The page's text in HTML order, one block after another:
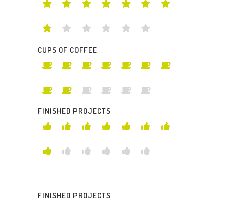
CUPS OF COFFEE
FINISHED PROJECTS
FINISHED PROJECTS